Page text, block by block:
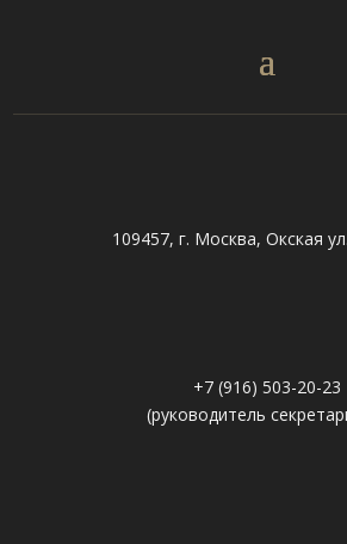
109457, г. Москва, Окская
+7 (916) 503-20-23
(руководитель